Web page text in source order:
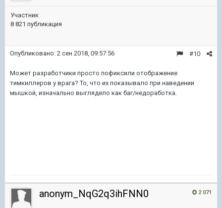
Участник
8 821 публикация
#10
Опубликовано: 2 сен 2018, 09:57:56
Может разработчики просто пофиксили отображение
тимкиллеров у врага? То, что их показывало при наведении
мышкой, изначально выглядело как баг/недоработка.
2 071
anonym_NqG2q3ihFNN0